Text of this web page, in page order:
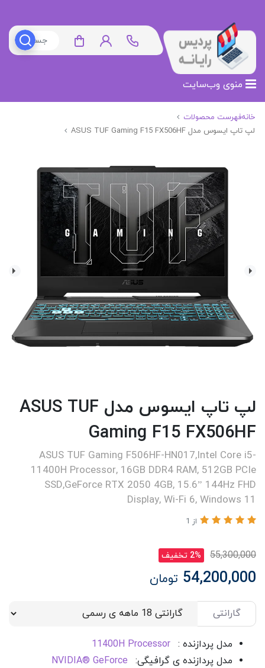
خانهفهرست محصولات
لپ تاپ ایسوس مدل ASUS TUF Gaming F15 FX506HF
لپ تاپ ایسوس مدل ASUS TUF
Gaming F15 FX506HF
ASUS TUF Gaming F506HF-HN017,Intel Core i5-
11400H Processor, 16GB DDR4 RAM, 512GB PCIe
SSD,GeForce RTX 2050 4GB, 15.6” 144Hz FHD
Display, Wi-Fi 6, Windows 11
از 1
55,300,000 2% تخفیف
54,200,000 تومان
گارانتی
مدل پردازنده : 11400H Processor
مدل پردازنده ی گرافیگی:
NVIDIA® GeForce